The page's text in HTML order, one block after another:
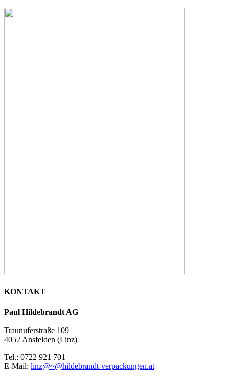
KONTAKT
Paul Hildebrandt AG
Traunuferstraße 109
4052 Ansfelden (Linz)
Tel.: 0722 921 701
E-Mail: linz@~@hildebrandt-verpackungen.at